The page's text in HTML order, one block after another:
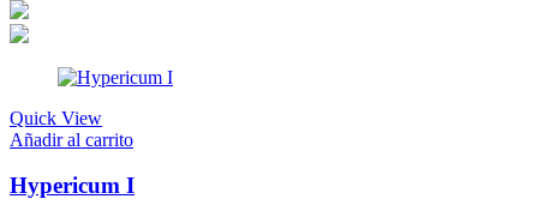
Quick View
Añadir al carrito
Hypericum I